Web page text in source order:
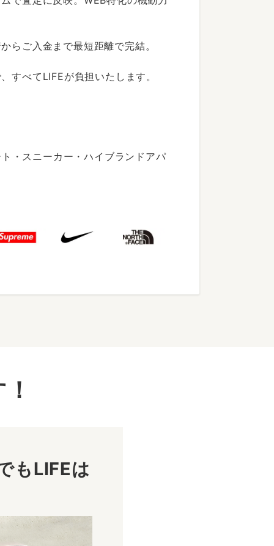
らご入金まで最短距離で完結。
すべてLIFEが負担いたします。
・スニーカー・ハイブランドアパ
もLIFEは